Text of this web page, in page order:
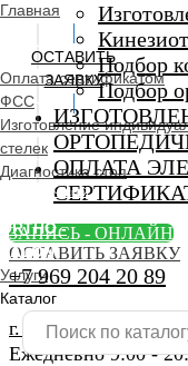
Подбор
Подбор
ОПЛАТА
ЗАПИСЬ - ОНЛАЙН
ОСТАВИТЬ ЗАЯВКУ
+7 969 204 20 89
г. Люберцы,
Ежедневно 9:00 -
Главная
ОСТАВИТЬ
ЗАЯВКУ
Оплата сертификатом
ФСС
Изготовление
стелек
Диагностика стоп
Ортопедический
ORTHO -
SALON
Услуги
Каталог